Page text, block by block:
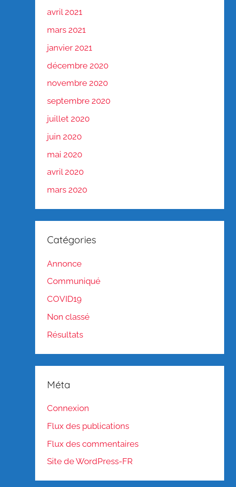
avril 2021
mars 2021
janvier 2021
décembre 2020
novembre 2020
septembre 2020
juillet 2020
juin 2020
mai 2020
avril 2020
mars 2020
Catégories
Annonce
Communiqué
COVID19
Non classé
Résultats
Méta
Connexion
Flux des publications
Flux des commentaires
Site de WordPress-FR